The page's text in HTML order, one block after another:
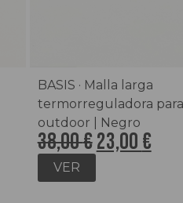
BASIS · Malla larga
termorreguladora
outdoor | Negro
38,00€23,00 €
VER